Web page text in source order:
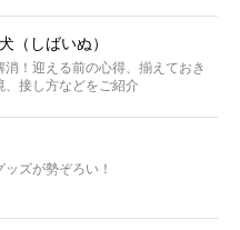
（しばいぬ）
！迎える前の心得、揃えておき
、接し方などをご紹介
ズが勢ぞろい！